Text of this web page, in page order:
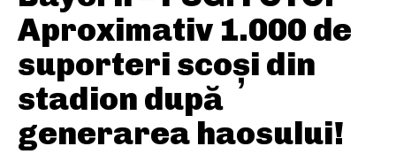
Aproximativ 1.000 de
suporteri scoși din
stadion după
generarea haosului!